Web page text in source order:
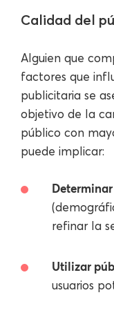
Calidad del
Alguien que
factores que
publicitaria se
objetivo de la
público con
puede implicar:
refinar la
Utilizar
usuarios